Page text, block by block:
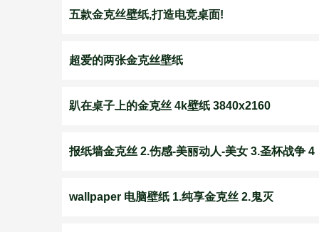
五款金克丝壁纸,打造电竞桌面!
超爱的两张金克丝壁纸
趴在桌子上的金克丝 4k壁纸 3840x2160
报纸墙金克丝 2.伤感-美丽动人-美女 3.圣杯战争 4
wallpaper 电脑壁纸 1.纯享金克丝 2.鬼灭